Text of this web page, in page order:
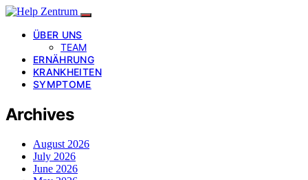
ÜBER UNS
TEAM
ERNÄHRUNG
KRANKHEITEN
SYMPTOME
Archives
August 2026
July 2026
June 2026